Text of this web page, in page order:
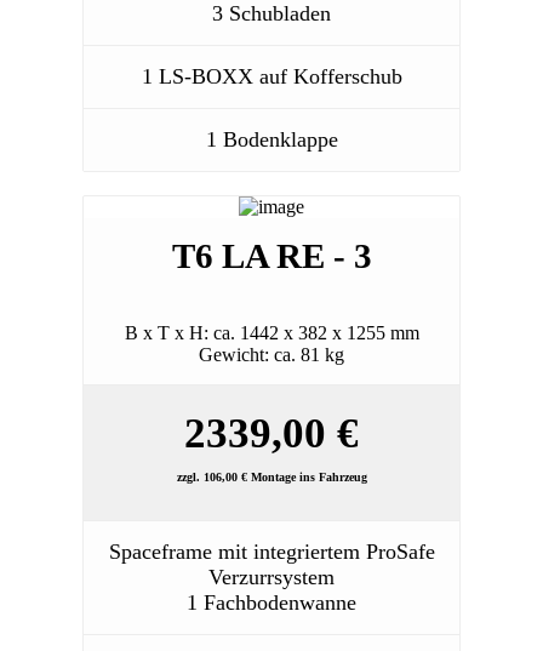
3 Schubladen
1 LS-BOXX auf Kofferschub
1 Bodenklappe
T6 LA RE - 3
B x T x H: ca. 1442 x 382 x 1255 mm
Gewicht: ca. 81 kg
2339,00 €
zzgl. 106,00 € Montage ins Fahrzeug
Spaceframe mit integriertem ProSafe
Verzurrsystem
1 Fachbodenwanne